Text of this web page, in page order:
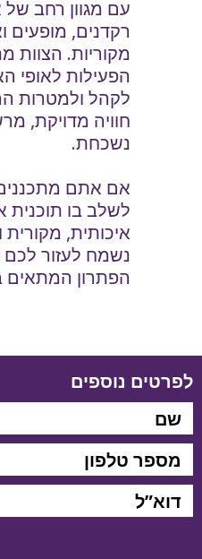
עם מגוון רחב
רקדנים, מופעים
מקוריות. הצוות
הפעילות לאופי
לקהל ולמטרות
חוויה מדויקת,
נשכחת.
אם אתם מתכננים
לשלב בו תוכנית
איכותית,
נשמח לעזור
הפתרון המתאים
לפרטים נוספים